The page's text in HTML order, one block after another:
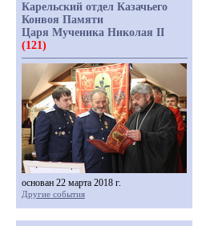
Карельский отдел Казачьего
Конвоя Памяти
Царя Мученика Николая II
(121)
основан 22 марта 2018 г.
Другие события